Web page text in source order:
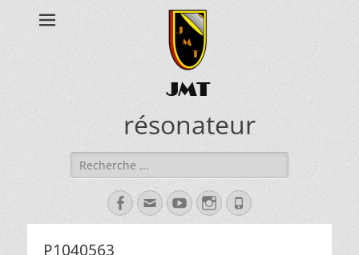
JMT
résonateur
Rechercher :
Facebook
Adresse
de
YouTubeInstagram
Tél
P1040563